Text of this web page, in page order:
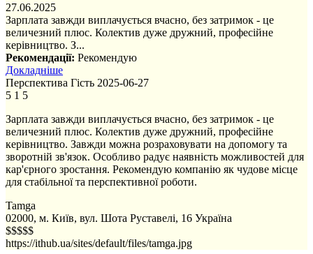
27.06.2025
Зарплата завжди виплачується вчасно, без затримок - це
величезний плюс. Колектив дуже дружний, професійне
керівництво. З...
Рекомендації: Рекомендую
Докладніше
Перспектива Гість 2025-06-27
5 1 5
Зарплата завжди виплачується вчасно, без затримок - це
величезний плюс. Колектив дуже дружний, професійне
керівництво. Завжди можна розраховувати на допомогу та
зворотній зв'язок. Особливо радує наявність можливостей для
кар'єрного зростання. Рекомендую компанію як чудове місце
для стабільної та перспективної роботи.
Tamga
02000, м. Київ, вул. Шота Руставелі, 16 Україна
$$$$$
https://ithub.ua/sites/default/files/tamga.jpg